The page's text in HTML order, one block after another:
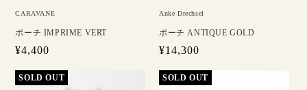
CARAVANE
ポーチ IMPRIME VERT
通
価
¥4,400
Anke Drechsel
ポーチ ANTIQUE GOLD
通
価
¥14,300